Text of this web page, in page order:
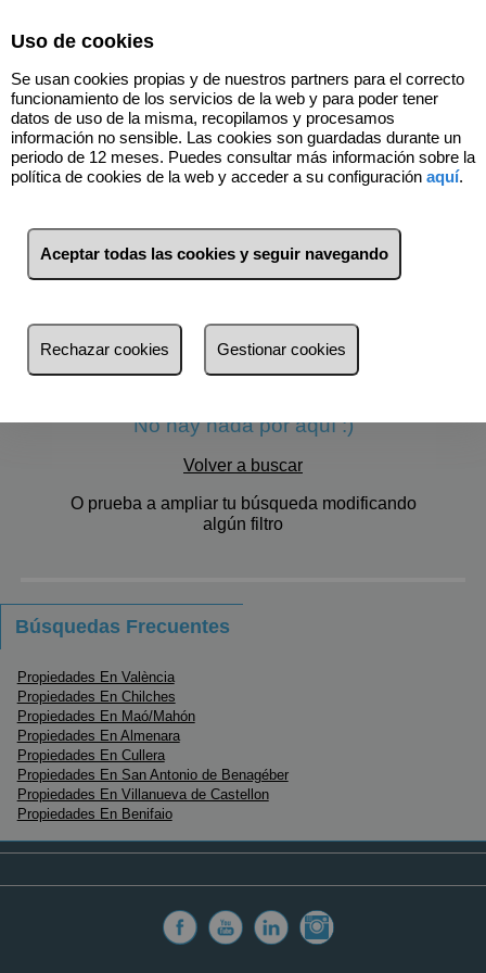
Filtros
más reciente
No hay nada por aquí :)
Volver a buscar
O prueba a ampliar tu búsqueda modificando
algún filtro
Búsquedas Frecuentes
Propiedades En València
Propiedades En Chilches
Propiedades En Maó/Mahón
Propiedades En Almenara
Propiedades En Cullera
Propiedades En San Antonio de Benagéber
Propiedades En Villanueva de Castellon
Propiedades En Benifaio
Uso de cookies
Se usan cookies propias y de nuestros partners para el correcto
funcionamiento de los servicios de la web y para poder tener
datos de uso de la misma, recopilamos y procesamos
información no sensible. Las cookies son guardadas durante un
periodo de 12 meses. Puedes consultar más información sobre la
política de cookies de la web y acceder a su configuración aquí.
Aceptar todas las cookies y seguir navegando
Rechazar cookies Gestionar cookies